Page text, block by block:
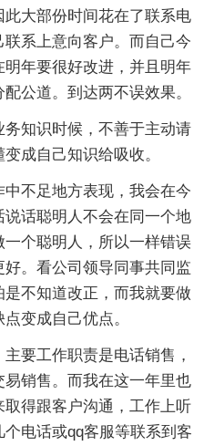
大部份时间花在了联系电
系上意向客户。而自己今
年要很好改进，并且明年
公道。到达两不误效果。
知识时候，不善于主动请
成自己知识给吸收。
不足地方表现，我会在今
话聪明人不会在同一个地
个聪明人，所以一样错误
。看公司领导同事共同监
不知道改正，而我就要做
变成自己优点。
要工作职责是电话销售，
销售。而我在这一年里也
得跟客户沟通，工作上听
电话或qq客服等联系到客